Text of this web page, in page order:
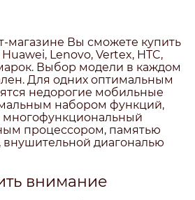
магазине Вы сможете купить
Lenovo, Vertex, HTC,
Выбор модели в каждом
Для одних оптимальным
недорогие мобильные
набором функций,
многофункциональный
процессором, памятью
диагональю
внимание